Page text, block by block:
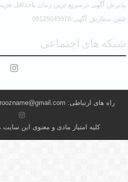
پذیرش آگهی درسریع ترین زمان باحداقل
تلفن سفارش آگهی:09125045978
شبکه های اجتماعی
راه های ارتباطی: eroozname@gmail.com تلفن پشتیبانی:09125045978
کلیه امتیاز مادی و معنوی این سایت